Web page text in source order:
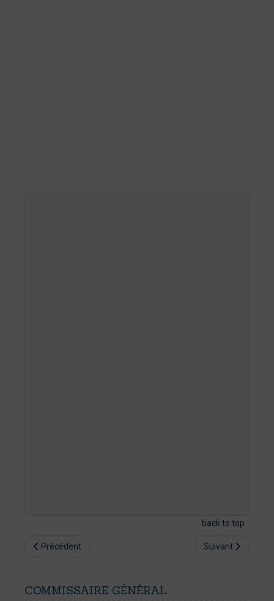
back to top
Précédent Suivant
COMMISSAIRE GÉNÉRAL